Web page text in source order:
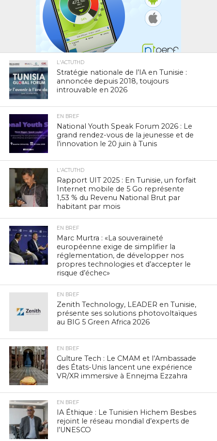
L'ACTUTHD
Stratégie nationale de l’IA en Tunisie :
annoncée depuis 2018, toujours
introuvable en 2026
EN BREF
National Youth Speak Forum 2026 : Le
grand rendez-vous de la jeunesse et de
l’innovation le 20 juin à Tunis
L'ACTUTHD
Rapport UIT 2025 : En Tunisie, un forfait
Internet mobile de 5 Go représente
1,53 % du Revenu National Brut par
habitant par mois
EN BREF
Marc Murtra : «La souveraineté
européenne exige de simplifier la
réglementation, de développer nos
propres technologies et d’accepter le
risque d’échec»
EN BREF
Zenith Technology, LEADER en Tunisie,
présente ses solutions photovoltaïques
au BIG 5 Green Africa 2026
EN BREF
Culture Tech : Le CMAM et l’Ambassade
des États-Unis lancent une expérience
VR/XR immersive à Ennejma Ezzahra
EN BREF
IA Éthique : Le Tunisien Hichem Besbes
rejoint le réseau mondial d’experts de
l’UNESCO